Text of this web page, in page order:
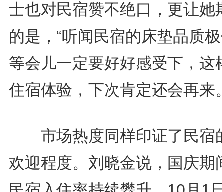
士也对民宿赞不绝口，更让她
的是，“听闻民宿的床垫品质
等会儿一定要好好感受下，这
住宿体验，下次肯定还会再来
市场热度同样印证了民宿
欢迎程度。刘晓金说，国庆期